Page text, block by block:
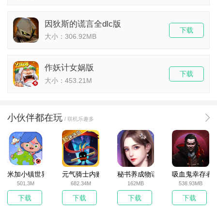
因狄斯的谎言全dlc版
大小：306.92MB
下载
作妖计女娲版
大小：453.21M
下载
小伙伴都在玩 / 联机乐趣多
米加小镇世界2025官方版
501.3M
下载
元气骑士内购破解版
682.34M
下载
秘书养成物语
162MB
下载
吸血鬼幸存者
538.93MB
下载